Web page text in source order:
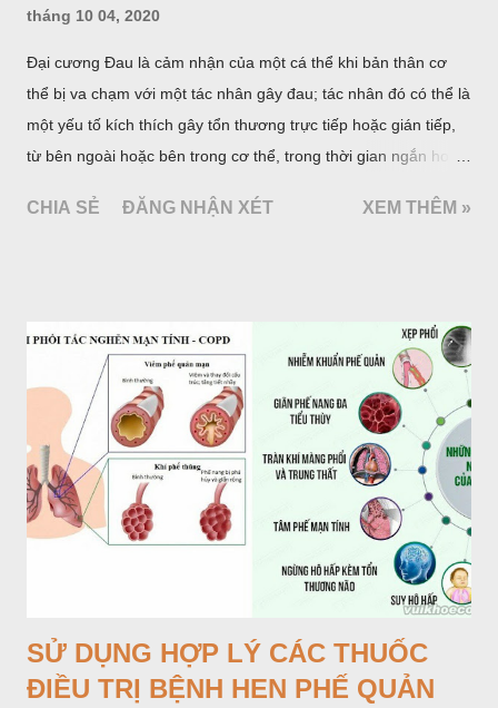
tháng 10 04, 2020
Đại cương Đau là cảm nhận của một cá thể khi bản thân cơ
thể bị va chạm với một tác nhân gây đau; tác nhân đó có thể là
một yếu tố kích thích gây tổn thương trực tiếp hoặc gián tiếp,
từ bên ngoài hoặc bên trong cơ thể, trong thời gian ngắn hoặc
tật nhưng cũng còn là triệu chứng tồn lưu trong và sau quá
nghiệm cảm giác và cảm xúc khó chịu kết hợp với một tổn
thương của mô hiện tại hoặc sẽ xảy ra, hoặc được mô tả bằng
các ngôn từ về tổn thương đó”.
CHIA SẺ ĐĂNG NHẬN XÉT XEM THÊM »
SỬ DỤNG HỢP LÝ CÁC THUỐC
ĐIỀU TRỊ BỆNH HEN PHẾ QUẢN